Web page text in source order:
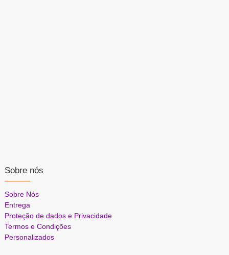
Sobre nós
Sobre Nós
Entrega
Proteção de dados e Privacidade
Termos e Condições
Personalizados